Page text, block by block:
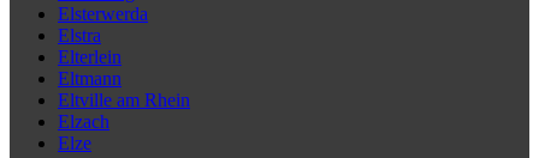
Elsterwerda
Elstra
Elterlein
Eltmann
Eltville am Rhein
Elzach
Elze